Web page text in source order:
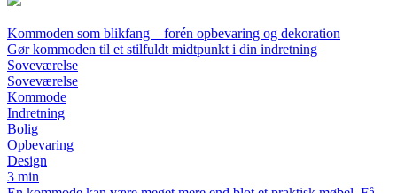
Kommoden som blikfang – forén opbevaring og dekoration
Gør kommoden til et stilfuldt midtpunkt i din indretning
Soveværelse
Soveværelse
Kommode
Indretning
Bolig
Opbevaring
Design
3 min